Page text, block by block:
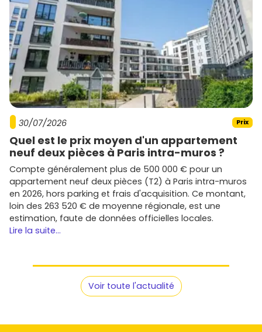
30/07/2026 Prix
Quel est le prix moyen d'un appartement
neuf deux pièces à Paris intra-muros ?
Compte généralement plus de 500 000 € pour un
appartement neuf deux pièces (T2) à Paris intra-muros
en 2026, hors parking et frais d'acquisition. Ce montant,
loin des 263 520 € de moyenne régionale, est une
estimation, faute de données officielles locales.
Lire la suite...
Voir toute l'actualité